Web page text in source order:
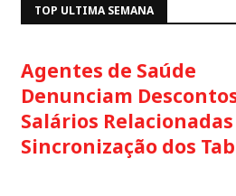
TOP ULTIMA SEMANA
Agentes de Saúde
Denunciam
Salários Relacionadas
Sincronização dos